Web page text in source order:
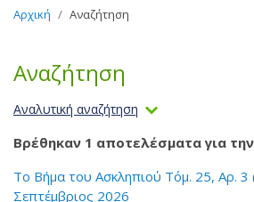
Αρχική Αναζήτηση
Αναζήτηση
Αναλυτική αναζήτηση
Βρέθηκαν 1 αποτελέσματα για
Το Βήμα του Ασκληπιού Τόμ. 25, Αρ. 3
Σεπτέμβριος 2026